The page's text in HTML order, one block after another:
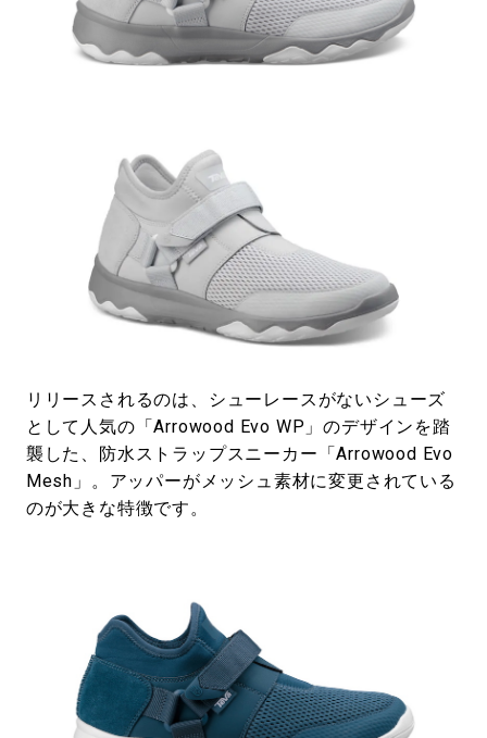
リリースされるのは、シューレースがないシューズ
として人気の「Arrowood Evo WP」のデザインを踏
襲した、防水ストラップスニーカー「Arrowood Evo
Mesh」。アッパーがメッシュ素材に変更されている
のが大きな特徴です。